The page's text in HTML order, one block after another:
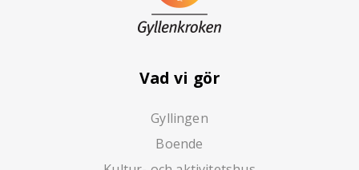
Vad vi gör
Gyllingen
Boende